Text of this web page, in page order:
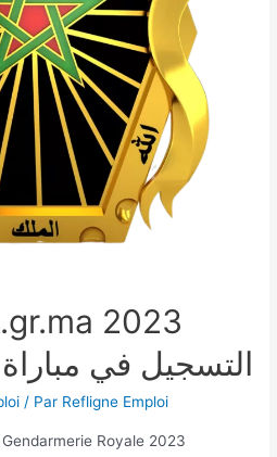
2023
التسجيل في
/ Par Refligne Emploi
Royale 2023